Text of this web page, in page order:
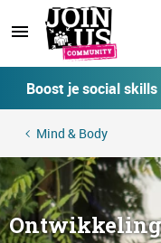
Boost je social
Mind & Body